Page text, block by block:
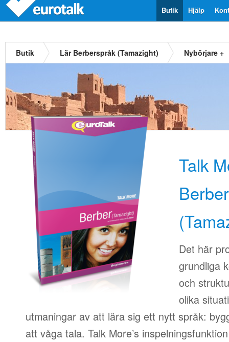
Hjälp
Butik
Butik Lär Berberspråk (Tamazight) Nybörjare +
Talk
Det här
grundliga
och
olika
utmaningar av att lära sig ett nytt språk:
att våga tala. Talk More’s